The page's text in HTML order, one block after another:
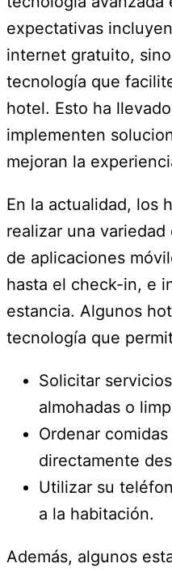
expectativas
internet gratuito,
tecnología que
hotel. Esto ha
implementen
mejoran la
En la actualidad, los
realizar una
de aplicaciones
hasta el check-in, e
estancia. Algunos
tecnología que
Solicitar
almohadas o
Ordenar
directamente
Utilizar su
a la habitación.
Además, algunos